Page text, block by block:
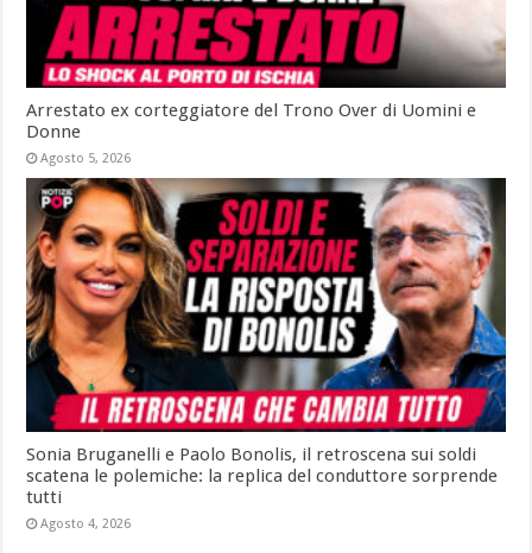
Arrestato ex corteggiatore del Trono Over di Uomini e
Donne
Agosto 5, 2026
Sonia Bruganelli e Paolo Bonolis, il retroscena sui soldi
scatena le polemiche: la replica del conduttore sorprende
tutti
Agosto 4, 2026